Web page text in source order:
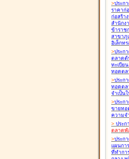
>ประก
ราคาก่
ก่อสร้า
สำนักง
ข้าราช
สาขาภู
อิเล็กท
>ประก
ตลาดต้
ทะเบีย
ทอดตล
>ประก
ทอดตล
จำเป็น
>ประก
ขายทอ
ความจ
> ประก
ตลาดพั
>ประก
แผนกา
ที่ทำกา